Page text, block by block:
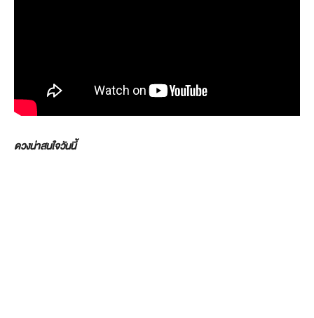
ดวงน่าสนใจวันนี้